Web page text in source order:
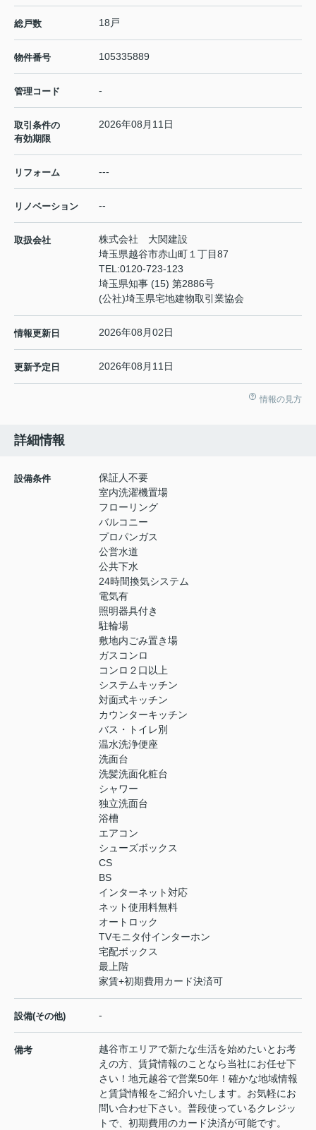
総戸数 18戸
物件番号 105335889
管理コード -
取引条件の
有効期限
2026年08月11日
リフォーム ---
リノベーション --
取扱会社
株式会社 大関建設
埼玉県越谷市赤山町１丁目87
TEL:0120-723-123
埼玉県知事 (15) 第2886号
(公社)埼玉県宅地建物取引業協会
情報更新日 2026年08月02日
更新予定日 2026年08月11日
情報の見方
詳細情報
設備条件
保証人不要
室内洗濯機置場
フローリング
バルコニー
プロパンガス
公営水道
公共下水
24時間換気システム
電気有
照明器具付き
駐輪場
敷地内ごみ置き場
ガスコンロ
コンロ２口以上
システムキッチン
対面式キッチン
カウンターキッチン
バス・トイレ別
温水洗浄便座
洗面台
洗髪洗面化粧台
シャワー
独立洗面台
浴槽
エアコン
シューズボックス
CS
BS
インターネット対応
ネット使用料無料
オートロック
TVモニタ付インターホン
宅配ボックス
最上階
家賃+初期費用カード決済可
設備(その他) -
備考
越谷市エリアで新たな生活を始めたいとお考
えの方、賃貸情報のことなら当社にお任せ下
さい！地元越谷で営業50年！確かな地域情報
と賃貸情報をご紹介いたします。お気軽にお
問い合わせ下さい。普段使っているクレジッ
トで、初期費用のカード決済が可能です。